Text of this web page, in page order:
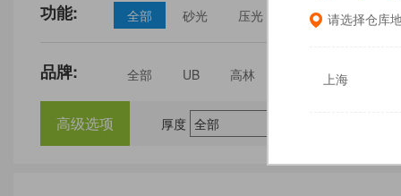
请选择仓库
上海
功能: 全部 砂光 压光 家具 门板
品牌: 全部 UB 高林 中福
三威
建瓯福人
高级选项 厚度